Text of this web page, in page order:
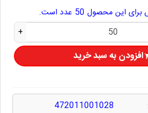
محصول 50 عدد است.
+
افزودن به سبد خرید
472011001028